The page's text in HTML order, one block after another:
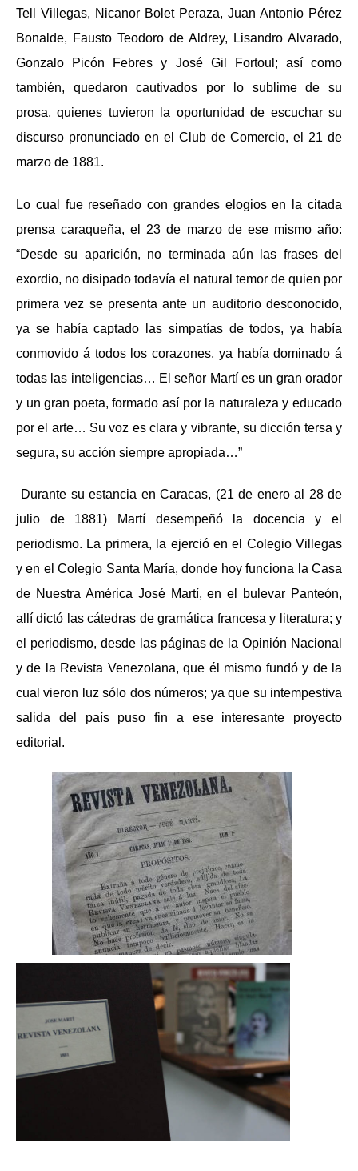
Tell Villegas, Nicanor Bolet Peraza, Juan Antonio Pérez
Bonalde, Fausto Teodoro de Aldrey, Lisandro Alvarado,
Gonzalo Picón Febres y José Gil Fortoul; así como
también, quedaron cautivados por lo sublime de su
prosa, quienes tuvieron la oportunidad de escuchar su
discurso pronunciado en el Club de Comercio, el 21 de
marzo de 1881.
Lo cual fue reseñado con grandes elogios en la citada
prensa caraqueña, el 23 de marzo de ese mismo año:
“Desde su aparición, no terminada aún las frases del
exordio, no disipado todavía el natural temor de quien por
primera vez se presenta ante un auditorio desconocido,
ya se había captado las simpatías de todos, ya había
conmovido á todos los corazones, ya había dominado á
todas las inteligencias… El señor Martí es un gran orador
y un gran poeta, formado así por la naturaleza y educado
por el arte… Su voz es clara y vibrante, su dicción tersa y
segura, su acción siempre apropiada…”
Durante su estancia en Caracas, (21 de enero al 28 de
julio de 1881) Martí desempeñó la docencia y el
periodismo. La primera, la ejerció en el Colegio Villegas
y en el Colegio Santa María, donde hoy funciona la Casa
de Nuestra América José Martí, en el bulevar Panteón,
allí dictó las cátedras de gramática francesa y literatura; y
el periodismo, desde las páginas de la Opinión Nacional
y de la Revista Venezolana, que él mismo fundó y de la
cual vieron luz sólo dos números; ya que su intempestiva
salida del país puso fin a ese interesante proyecto
editorial.